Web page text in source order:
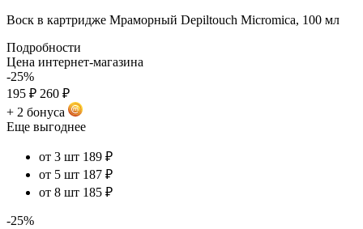
Воск в картридже Мраморный Depiltouch Micromica, 100 мл
Подробности
Цена интернет-магазина
-25%
195 ₽ 260 ₽
+ 2 бонуса
Еще выгоднее
от 3 шт 189 ₽
от 5 шт 187 ₽
от 8 шт 185 ₽
-25%